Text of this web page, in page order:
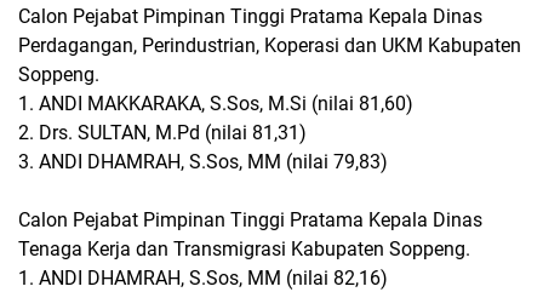
Calon Pejabat Pimpinan Tinggi Pratama Kepala Dinas
Perdagangan, Perindustrian, Koperasi dan UKM Kabupaten
Soppeng.
1. ANDI MAKKARAKA, S.Sos, M.Si (nilai 81,60)
2. Drs. SULTAN, M.Pd (nilai 81,31)
3. ANDI DHAMRAH, S.Sos, MM (nilai 79,83)
Calon Pejabat Pimpinan Tinggi Pratama Kepala Dinas
Tenaga Kerja dan Transmigrasi Kabupaten Soppeng.
1. ANDI DHAMRAH, S.Sos, MM (nilai 82,16)